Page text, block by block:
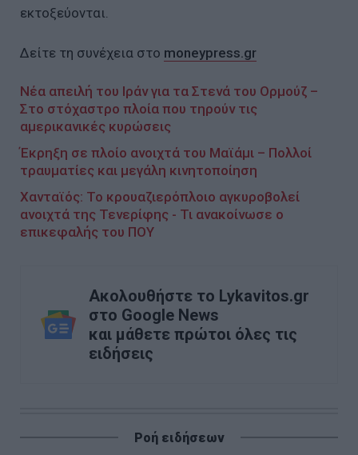
εκτοξεύονται.
Δείτε τη συνέχεια στο moneypress.gr
Νέα απειλή του Ιράν για τα Στενά του Ορμούζ –
Στο στόχαστρο πλοία που τηρούν τις
αμερικανικές κυρώσεις
Έκρηξη σε πλοίο ανοιχτά του Μαϊάμι – Πολλοί
τραυματίες και μεγάλη κινητοποίηση
Χανταϊός: Το κρουαζιερόπλοιο αγκυροβολεί
ανοιχτά της Τενερίφης - Τι ανακοίνωσε ο
επικεφαλής του ΠΟΥ
Ακολουθήστε το Lykavitos.gr
στο Google News
και μάθετε πρώτοι όλες τις
ειδήσεις
Ροή ειδήσεων